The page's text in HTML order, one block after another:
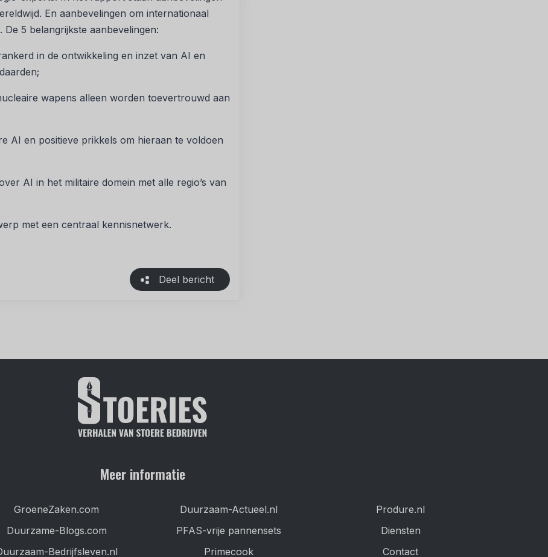
En aanbevelingen om internationaal
5 belangrijkste aanbevelingen:
in de ontwikkeling en inzet van AI en
wapens alleen worden toevertrouwd aan
AI en positieve prikkels om hieraan te voldoen
AI in het militaire domein met alle regio’s van
met een centraal kennisnetwerk.
Deel bericht
Meer informatie
GroeneZaken.com
Duurzame-Blogs.com
Bedrijfsleven.nl
Duurzaam-Actueel.nl
PFAS-vrije pannensets
Primecook
Produre.nl
Diensten
Contact